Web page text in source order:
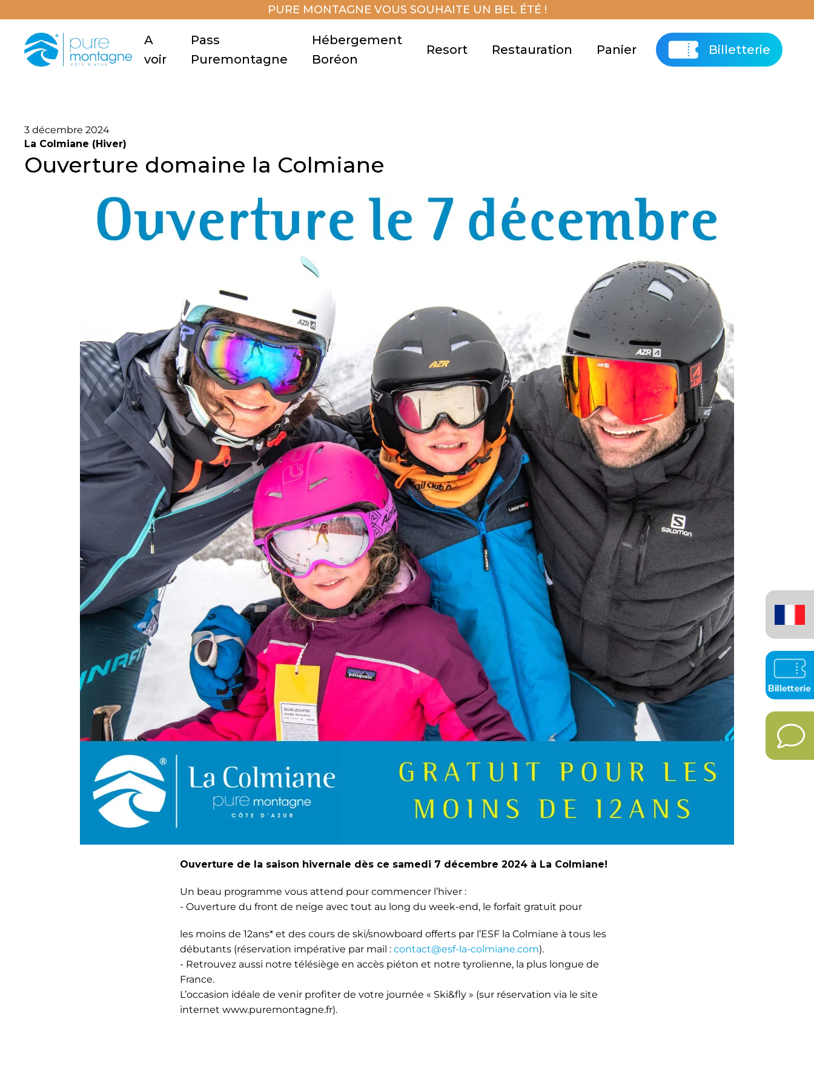
PURE MONTAGNE VOUS SOUHAITE UN BEL ÉTÉ !
A
voir
Pass
Puremontagne
Hébergement
Boréon
Resort Restauration Panier Billetterie
3 décembre 2024
La Colmiane (Hiver)
Ouverture domaine la Colmiane
Ouverture de la saison hivernale dès ce samedi 7 décembre 2024 à La Colmiane!
Un beau programme vous attend pour commencer l’hiver :
- Ouverture du front de neige avec tout au long du week-end, le forfait gratuit pour
les moins de 12ans* et des cours de ski/snowboard offerts par l’ESF la Colmiane à tous les
débutants (réservation impérative par mail : contact@esf-la-colmiane.com).
- Retrouvez aussi notre télésiège en accès piéton et notre tyrolienne, la plus longue de
France.
L’occasion idéale de venir profiter de votre journée « Ski&fly » (sur réservation via le site
internet www.puremontagne.fr).